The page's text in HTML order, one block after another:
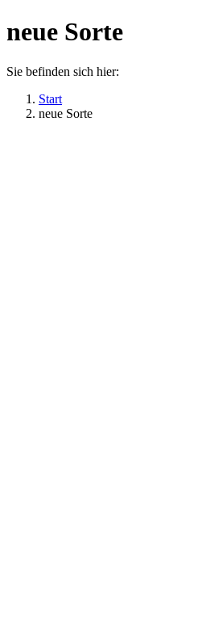
neue Sorte
Sie befinden sich hier:
Start
neue Sorte